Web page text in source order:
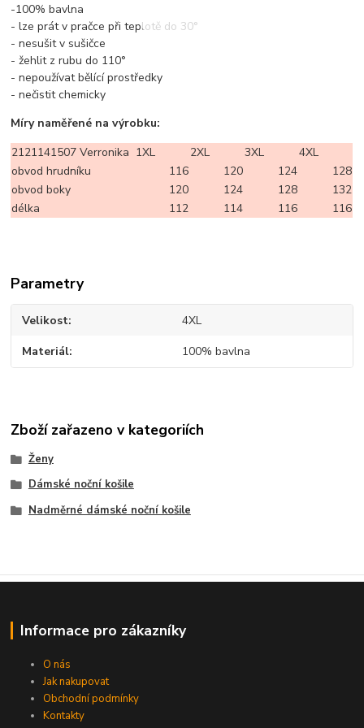
-100% bavlna
- lze prát v pračce při teplotě do 30°
- nesušit v sušičce
- žehlit z rubu do 110°
- nepoužívat bělící prostředky
- nečistit chemicky
Míry naměřené na výrobku:
2121141507 Verronika 1XL 2XL 3XL
4XL
obvod hrudníku
116 120 124
128
obvod boky
120 124 128
132
délka
112 114 116 116
Parametry
Velikost 4XL
Materiál 100% bavlna
Zboží zařazeno v kategoriích
Ženy
Dámské noční košile
Nadměrné dámské noční košile
Informace pro zákazníky
O nás
Jak nakupovat
Obchodní podmínky
Kontakty